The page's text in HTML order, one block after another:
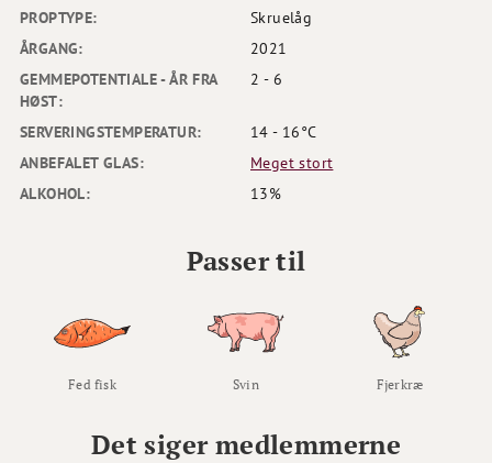
PROPTYPE:
Skruelåg
ÅRGANG:
2021
GEMMEPOTENTIALE - ÅR FRA
HØST:
2 - 6
SERVERINGSTEMPERATUR:
14 - 16°C
ANBEFALET GLAS:
Meget stort
ALKOHOL:
13%
Passer til
Fed fisk Svin Fjerkræ
Det siger medlemmerne